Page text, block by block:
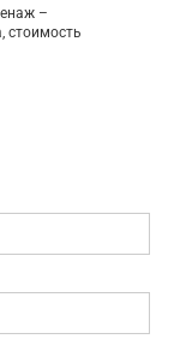
–
стоимость